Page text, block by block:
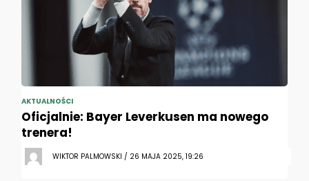
AKTUALNOŚCI
Oficjalnie: Bayer Leverkusen ma nowego
trenera!
WIKTOR PALMOWSKI / 26 MAJA 2025, 19:26